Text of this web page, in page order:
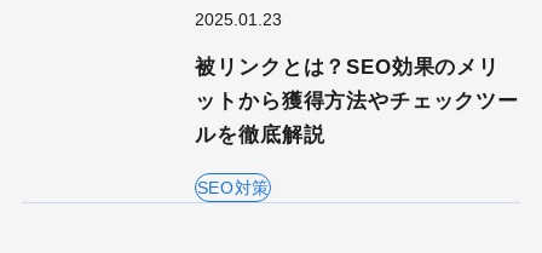
2025.01.23
被リンクとは？SEO効果のメリ
ットから獲得方法やチェックツー
ルを徹底解説
SEO対策